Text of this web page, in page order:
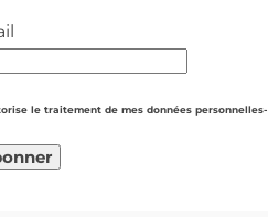
le traitement de mes données personnelles-